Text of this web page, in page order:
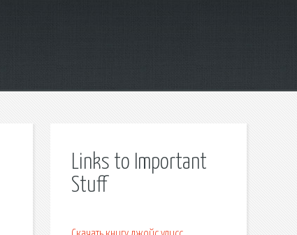
Links to Important
Stuff